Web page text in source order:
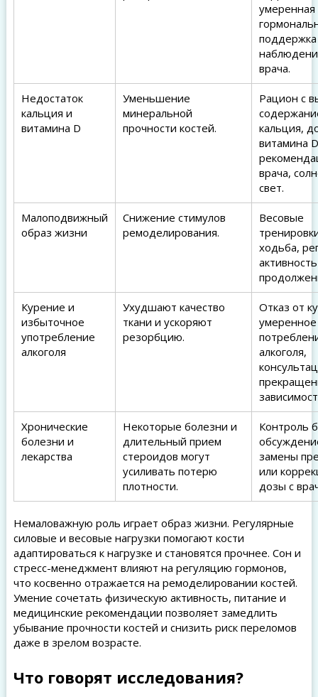
умеренная
врача.
Недостаток
кальция и
витамина D
Уменьшение
минеральной
прочности костей.
Рацион с
кальция,
витамина
врача,
свет.
Малоподвижный
образ жизни
Снижение стимулов
ремоделирования.
Весовые
ходьба,
Курение и
избыточное
употребление
алкоголя
Ухудшают качество
ткани и ускоряют
резорбцию.
Отказ от
умеренное
алкоголя,
Хронические
болезни и
лекарства
Некоторые болезни и
длительный прием
стероидов могут
усиливать потерю
плотности.
Контроль
замены
или
дозы с
Немаловажную роль играет образ жизни. Регулярные
силовые и весовые нагрузки помогают кости
адаптироваться к нагрузке и становятся прочнее. Сон и
стресс-менеджмент влияют на регуляцию гормонов,
что косвенно отражается на ремоделировании костей.
Умение сочетать физическую активность, питание и
медицинские рекомендации позволяет замедлить
убывание прочности костей и снизить риск переломов
даже в зрелом возрасте.
Что говорят исследования?